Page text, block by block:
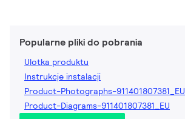
Popularne pliki do pobrania
Ulotka produktu
Instrukcje instalacji
Product-Photographs-911401807381_EU
Product-Diagrams-911401807381_EU